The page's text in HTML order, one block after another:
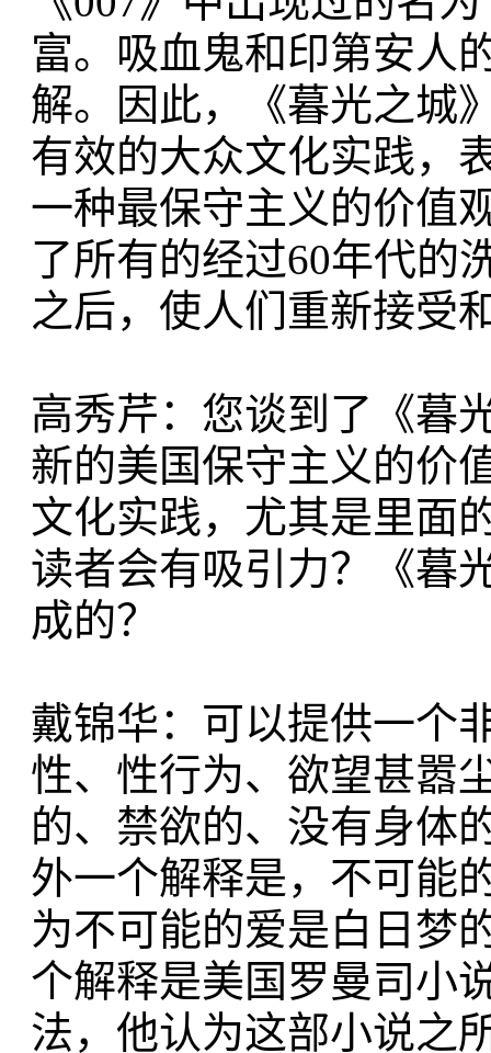
富。吸血鬼和印第安人
解。因此，《暮光之城
有效的大众文化实践，
一种最保守主义的价值
了所有的经过60年代的
之后，使人们重新接受
高秀芹：您谈到了《暮
新的美国保守主义的价
文化实践，尤其是里面
读者会有吸引力？《暮
成的？
戴锦华：可以提供一个
性、性行为、欲望甚嚣
的、禁欲的、没有身体
外一个解释是，不可能
为不可能的爱是白日梦
个解释是美国罗曼司小
法，他认为这部小说之